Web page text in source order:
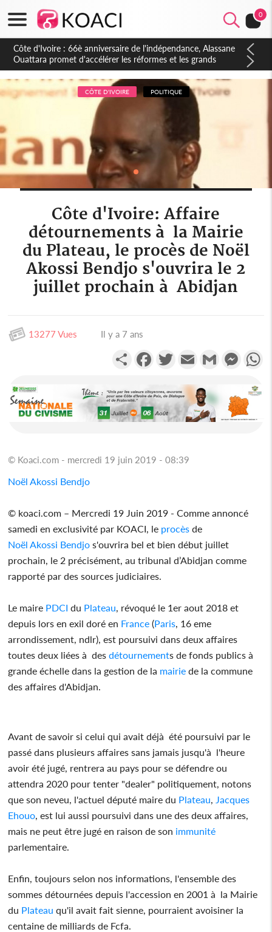
0
Côte d'Ivoire : À Abidjan, Amadou Oury Bah admire le modèle
ivoirien et veut s'en inspirer pour accélérer le développement
de la Guinée
CÔTE D'IVOIRE POLITIQUE
Côte d'Ivoire: Affaire
détournements à la Mairie
du Plateau, le procès de Noël
Akossi Bendjo s'ouvrira le 2
juillet prochain à Abidjan
13277 Vues Il y a 7 ans
PartagerFacebookTwitterEmail Gmail
© Koaci.com - mercredi 19 juin 2019 - 08:39
Noël Akossi Bendjo
© koaci.com – Mercredi 19 Juin 2019 - Comme annoncé
samedi en exclusivité par KOACI, le procès de
Noël Akossi Bendjo s'ouvrira bel et bien début juillet
prochain, le 2 précisément, au tribunal d’Abidjan comme
rapporté par des sources judiciaires.
Le maire PDCI du Plateau, révoqué le 1er aout 2018 et
depuis lors en exil doré en France (Paris, 16 eme
arrondissement, ndlr), est poursuivi dans deux affaires
toutes deux liées à desdétournements de fonds publics à
grande échelle dans la gestion de la mairie de la commune
des affaires d'Abidjan.
Avant de savoir si celui qui avait déjà été poursuivi par le
passé dans plusieurs affaires sans jamais jusqu'à l'heure
avoir été jugé, rentrera au pays pour se défendre ou
attendra 2020 pour tenter "dealer" politiquement, notons
que son neveu, l'actuel député maire du Plateau, Jacques
Ehouo, est lui aussi poursuivi dans une des deux affaires,
mais ne peut être jugé en raison de son immunité
parlementaire.
Enfin, toujours selon nos informations, l'ensemble des
sommes détournées depuis l'accession en 2001 à la Mairie
du Plateau qu'il avait fait sienne, pourraient avoisiner la
centaine de milliards de Fcfa.